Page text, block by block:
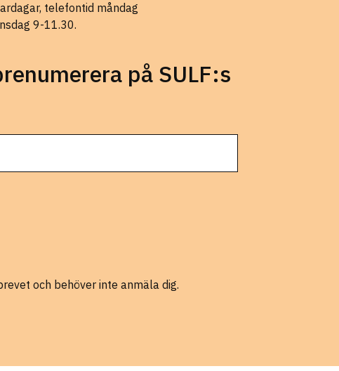
telefontid måndag
9-11.30.
på SULF:s
och behöver inte anmäla dig.